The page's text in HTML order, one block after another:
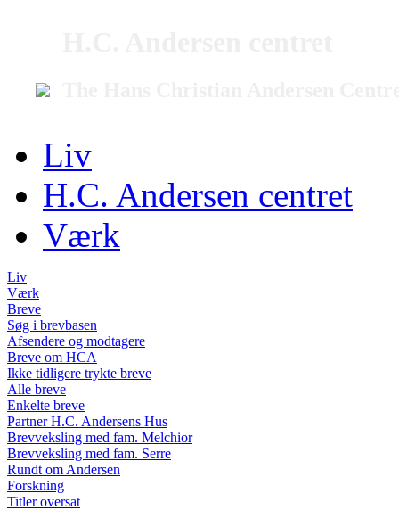
Liv
H.C. Andersen centret
Værk
Liv
Værk
Breve
Søg i brevbasen
Afsendere og modtagere
Breve om HCA
Ikke tidligere trykte breve
Alle breve
Enkelte breve
Partner H.C. Andersens Hus
Brevveksling med fam. Melchior
Brevveksling med fam. Serre
Rundt om Andersen
Forskning
Titler oversat